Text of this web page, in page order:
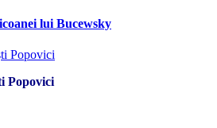
lui Bucewsky
Popovici